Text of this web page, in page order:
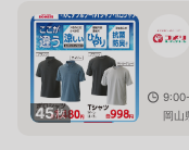
45枚
岡山